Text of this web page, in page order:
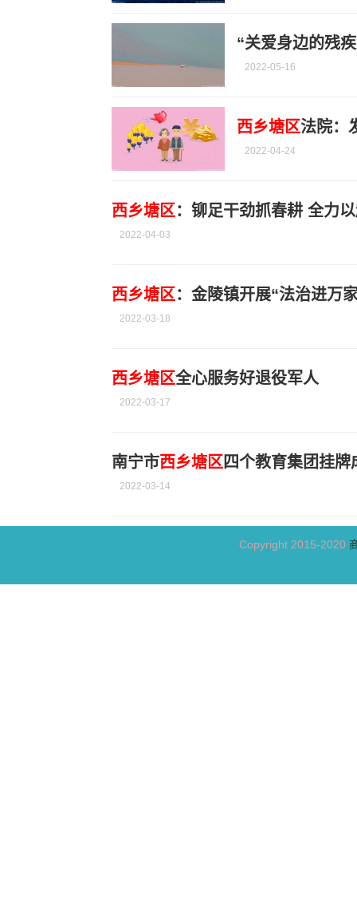
“关爱身边的残
2022-05-16
西乡塘区法院：
2022-04-24
西乡塘区：铆足干劲抓春耕 全力
2022-04-03
西乡塘区：金陵镇开展“法治进万
2022-03-18
西乡塘区全心服务好退役军人
2022-03-17
南宁市西乡塘区四个教育集团挂牌
2022-03-14
Copyright 2015-2020